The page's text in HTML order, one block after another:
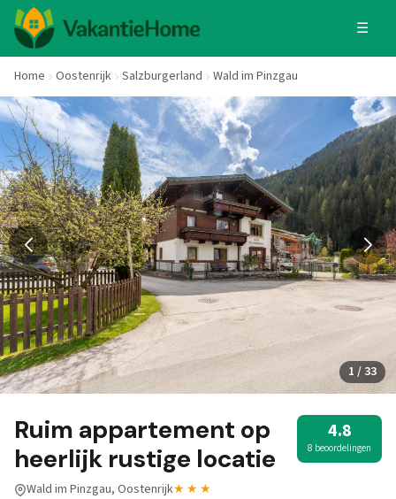
☰
Home Oostenrijk Salzburgerland Wald im Pinzgau
1 / 33
Ruim appartement op
heerlijk rustige locatie
4.8
8 beoordelingen
Wald im Pinzgau, Oostenrijk★★★